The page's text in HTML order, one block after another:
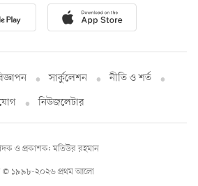
সার্কুলেশন
নীতি ও শর্ত
নিউজলেটার
© ১৯৯৮-২০২৬ প্রথম আলো
ও প্রকাশক: মতিউর রহমান